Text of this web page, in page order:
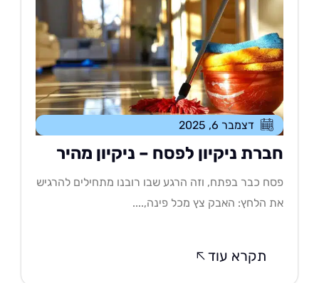
דצמבר 6, 2025
ניקיון לפסח – ניקיון מהיר
כבר בפתח, וזה הרגע שבו רובנו מתחילים להרגיש
הלחץ: האבק צץ מכל פינה,....
תקרא עוד